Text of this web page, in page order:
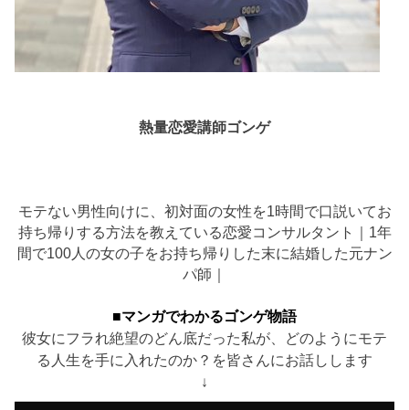
熱量恋愛講師ゴンゲ
モテない男性向けに、初対面の女性を1時間で口説いてお
持ち帰りする方法を教えている恋愛コンサルタント｜1年
間で100人の女の子をお持ち帰りした末に結婚した元ナン
パ師｜
■マンガでわかるゴンゲ物語
彼女にフラれ絶望のどん底だった私が、どのようにモテ
る人生を手に入れたのか？を皆さんにお話しします
↓